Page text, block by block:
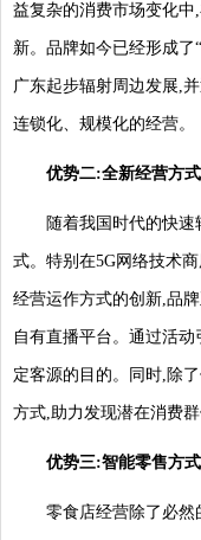
益复杂的消费市场变化
新。品牌如今已经形成了
广东起步辐射周边发展,
连锁化、规模化的经营。
优势二:全新经营方
随着我国时代的快
式。特别在5G网络技术
经营运作方式的创新,品
自有直播平台。通过活
定客源的目的。同时,除
方式,助力发现潜在消费群
优势三:智能零售方
零食店经营除了必